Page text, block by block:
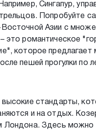
Сингапур,
Попробуйте
Азии с
это романтическое
которое предлагает
пешей прогулки по
высокие стандарты,
и на отдых.
Лондона. Здесь можно